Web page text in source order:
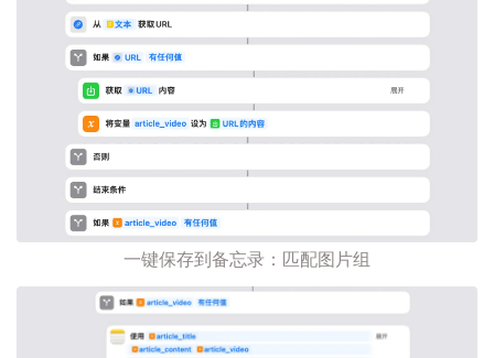
一键保存到备忘录：匹配图片组